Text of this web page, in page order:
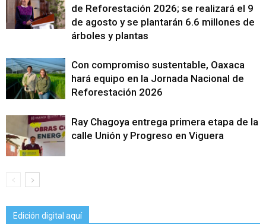
de Reforestación 2026; se realizará el 9
de agosto y se plantarán 6.6 millones de
árboles y plantas
Con compromiso sustentable, Oaxaca
hará equipo en la Jornada Nacional de
Reforestación 2026
Ray Chagoya entrega primera etapa de la
calle Unión y Progreso en Viguera
Edición digital aquí